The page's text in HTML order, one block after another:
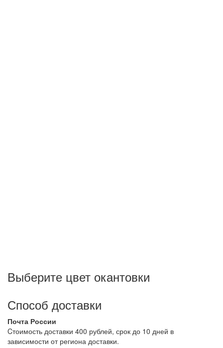
Выберите цвет окантовки
Способ доставки
Почта России
Cтоимость доставки 400 рублей, срок до 10 дней в
зависимости от региона доставки.